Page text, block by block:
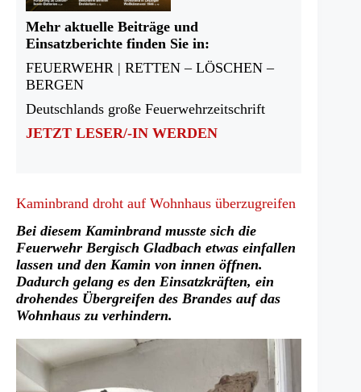
Mehr aktuelle Beiträge und
Einsatzberichte finden Sie in:
FEUERWEHR | RETTEN – LÖSCHEN –
BERGEN
Deutschlands große Feuerwehrzeitschrift
JETZT LESER/-IN WERDEN
Kaminbrand droht auf Wohnhaus überzugreifen
Bei diesem Kaminbrand musste sich die
Feuerwehr Bergisch Gladbach etwas einfallen
lassen und den Kamin von innen öffnen.
Dadurch gelang es den Einsatzkräften, ein
drohendes Übergreifen des Brandes auf das
Wohnhaus zu verhindern.